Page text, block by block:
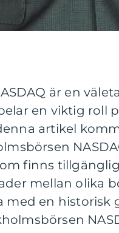
är en
en viktig roll
artikel
finns
mellan olika
med en historisk